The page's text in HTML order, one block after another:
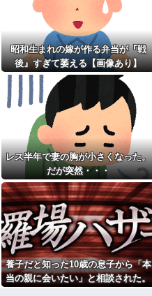
ミスドで隣の席の女性二人の
会話が聞こえてきた。その内容
が、旦那と離婚したくてでっち
上げのDV証拠を...
よく猫に懐かれる。「猫は人
を見る目があるんだ」と自慢し
てきたけれど、今日たまたま読
んだ記事であることを目にした
彼氏の「ストーカー」になっ
た私。彼氏は病気になり地元に
帰ったと聞いていたが彼は品川
で通勤していた
店員「レバーは焼いてお召し
上がりください」俺「大丈夫で
しょ」→生で食べた瞬間、店員
が血相を変えてきて…
弟が親が隠してた大学入学祝
い金を探し出して使い込んだ。
そして弟は「自分のお金を使っ
ただけで俺は悪くない」と主張
して…
寺田心、週6ジム通いで体重
62kg→82kgに 110kgのベンチ
プレス持ち上げる姿披露
ハンターハンターにわか「何
でも切れる刀は具現化できない(ﾆ
昭和生まれの嫁が作る弁当が『戦
後』すぎて萎える【画像あり】
レス半年で妻の胸が小さくなった。
だが突然・・・
養子だと知った10歳の息子から「本
当の親に会いたい」と相談された。